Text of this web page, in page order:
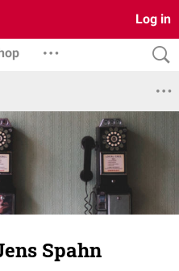
Log in
Spahn